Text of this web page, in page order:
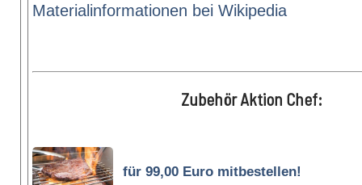
Materialinformationen bei Wikipedia
Zubehör Aktion Chef:
für 99,00 Euro mitbestellen!